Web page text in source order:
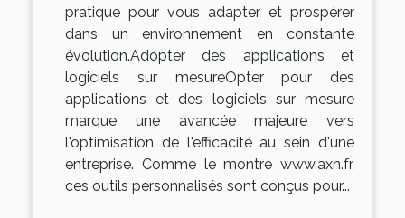
pratique pour vous adapter et prospérer
dans un environnement en constante
évolution.Adopter des applications et
logiciels sur mesureOpter pour des
applications et des logiciels sur mesure
marque une avancée majeure vers
l'optimisation de l'efficacité au sein d'une
entreprise. Comme le montre www.axn.fr,
ces outils personnalisés sont conçus pour...